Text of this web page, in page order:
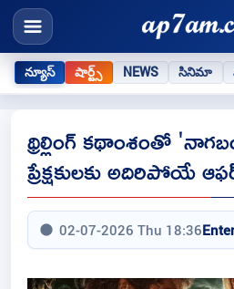
న్యూస్ షార్ట్స్ NEWS సినిమా
థ్రిల్లింగ్ కథాంశంతో
ప్రేక్షకులకు అదిరిపోయే
02-07-2026 Thu 18:36